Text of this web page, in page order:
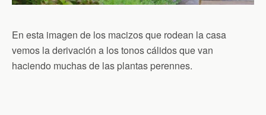
En esta imagen de los macizos que rodean la casa
vemos la derivación a los tonos cálidos que van
haciendo muchas de las plantas perennes.